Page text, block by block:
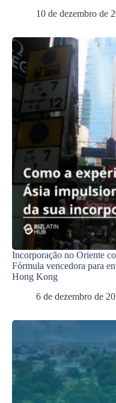
10 de dezembro de
Incorporação no Oriente
Fórmula vencedora para
Hong Kong
6 de dezembro de